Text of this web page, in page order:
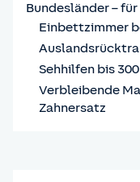
Bundesländer –
Einbettzimmer
Sehhilfen bis
Verbleibende
Zahnersatz